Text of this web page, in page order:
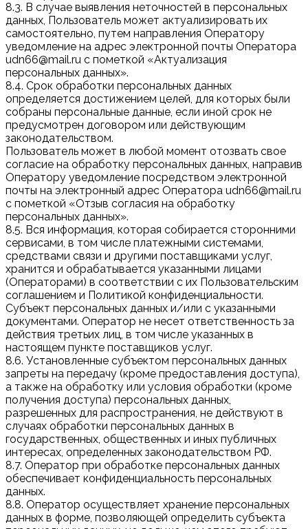
8.3. В случае выявления неточностей в персональных
данных, Пользователь может актуализировать их
самостоятельно, путем направления Оператору
уведомление на адрес электронной почты Оператора
udn66@mail.ru с пометкой «Актуализация
персональных данных».
8.4. Срок обработки персональных данных
определяется достижением целей, для которых были
собраны персональные данные, если иной срок не
предусмотрен договором или действующим
законодательством.
Пользователь может в любой момент отозвать свое
согласие на обработку персональных данных, направив
Оператору уведомление посредством электронной
почты на электронный адрес Оператора udn66@mail.ru
с пометкой «Отзыв согласия на обработку
персональных данных».
8.5. Вся информация, которая собирается сторонними
сервисами, в том числе платежными системами,
средствами связи и другими поставщиками услуг,
хранится и обрабатывается указанными лицами
(Операторами) в соответствии с их Пользовательским
соглашением и Политикой конфиденциальности.
Субъект персональных данных и/или с указанными
документами. Оператор не несет ответственность за
действия третьих лиц, в том числе указанных в
настоящем пункте поставщиков услуг.
8.6. Установленные субъектом персональных данных
запреты на передачу (кроме предоставления доступа),
а также на обработку или условия обработки (кроме
получения доступа) персональных данных,
разрешенных для распространения, не действуют в
случаях обработки персональных данных в
государственных, общественных и иных публичных
интересах, определенных законодательством РФ.
8.7. Оператор при обработке персональных данных
обеспечивает конфиденциальность персональных
данных.
8.8. Оператор осуществляет хранение персональных
данных в форме, позволяющей определить субъекта